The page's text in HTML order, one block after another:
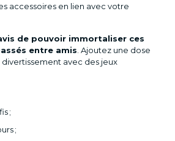
accessoires en lien avec votre
de pouvoir immortaliser ces
entre amis . Ajoutez une dose
avec des jeux
;
;